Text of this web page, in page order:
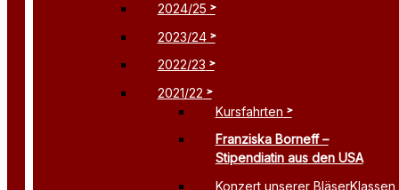
2024/25
2023/24
2022/23
2021/22
Kursfahrten
Franziska Borneff –
Stipendiatin aus den USA
Konzert unserer BläserKlassen